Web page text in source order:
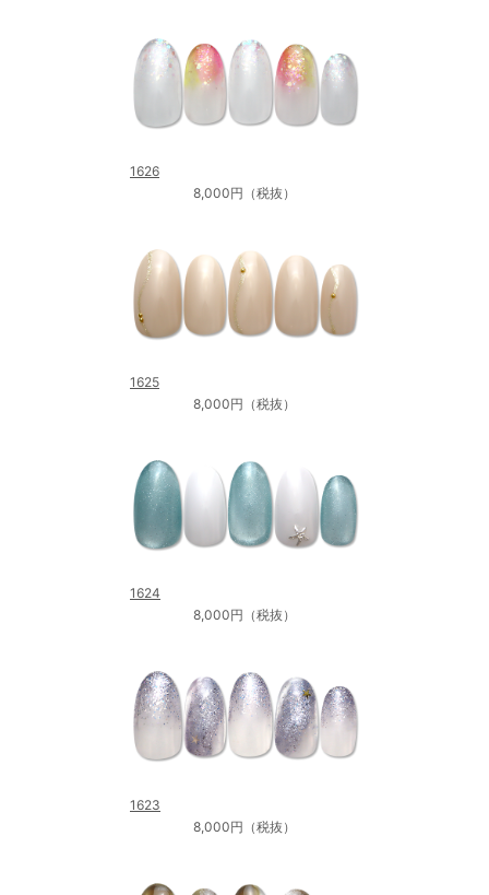
1626
8,000円（税抜）
1625
8,000円（税抜）
1624
8,000円（税抜）
1623
8,000円（税抜）